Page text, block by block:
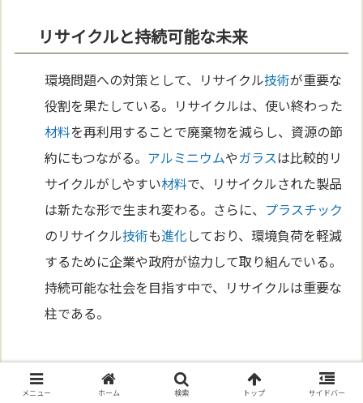
リサイクルと持続可能な未来
環境問題への対策として、リサイクル技術が重要な
役割を果たしている。リサイクルは、使い終わった
材料を再利用することで廃棄物を減らし、資源の節
約にもつながる。 アルミニウムやガラスは比較的リ
サイクルがしやすい材料で、リサイクルされた製品
は新たな形で生まれ変わる。さらに、 プラスチック
のリサイクル技術も進化しており、環境負荷を軽減
するために企業や政府が協力して取り組んでいる。
持続可能な社会を目指す中で、リサイクルは重要な
柱である。
持続可能な材料の選択
メニュー ホーム 検索 トップ サイドバー